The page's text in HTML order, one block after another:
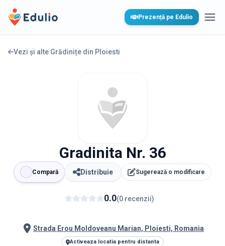
Edulio Prezență pe Edulio
Vezi și alte Grădinițe din Ploiesti
Gradinita Nr. 36
Compară Distribuie Sugerează o modificare
0.0(0 recenzii)
Strada Erou Moldoveanu Marian, Ploiesti, Romania
Activeaza locatia pentru distanta